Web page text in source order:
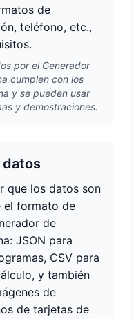
de
teléfono, etc.,
por el Generador
cumplen con los
y se pueden usar
y demostraciones.
datos
que los datos son
el formato de
de
JSON para
CSV para
y también
de
de tarjetas de